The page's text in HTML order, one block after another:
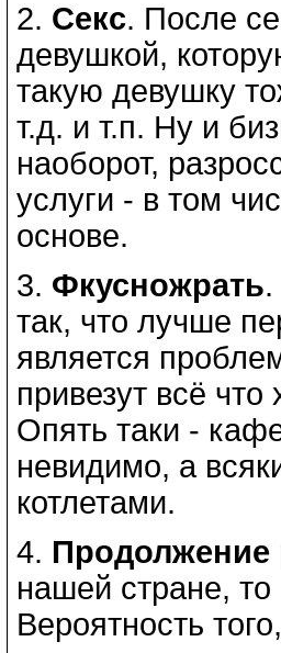
2. Секс. После
девушкой,
такую девушку
т.д. и т.п. Ну и
наоборот,
услуги - в том
основе.
3. Фкусножрать
так, что лучше
является
привезут всё
Опять таки -
невидимо, а
котлетами.
4. Продолжение
нашей стране, то
Вероятность